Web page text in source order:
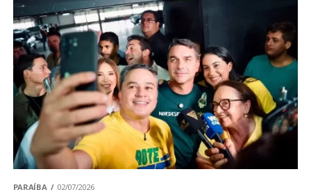
PARAÍBA 02/07/2026